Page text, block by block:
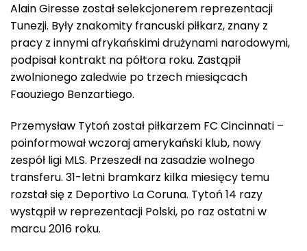
Alain Giresse został selekcjonerem reprezentacji
Tunezji. Były znakomity francuski piłkarz, znany z
pracy z innymi afrykańskimi drużynami narodowymi,
podpisał kontrakt na półtora roku. Zastąpił
zwolnionego zaledwie po trzech miesiącach
Faouziego Benzartiego.
Przemysław Tytoń został piłkarzem FC Cincinnati –
poinformował wczoraj amerykański klub, nowy
zespół ligi MLS. Przeszedł na zasadzie wolnego
transferu. 31-letni bramkarz kilka miesięcy temu
rozstał się z Deportivo La Coruna. Tytoń 14 razy
wystąpił w reprezentacji Polski, po raz ostatni w
marcu 2016 roku.